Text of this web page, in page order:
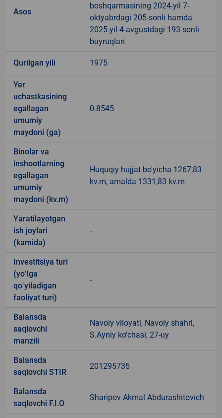
Asos
boshqarmasining 2024-yil 7-
oktyabrdagi 205-sonli hamda
2025-yil 4-avgustdagi 193-sonli
buyruqlari
Qurilgan yili 1975
Yer
uchastkasining
egallagan
umumiy
maydoni (ga)
0.8545
Binolar va
inshootlarning
egallagan
umumiy
maydoni (kv.m)
Huquqiy hujjat bo'yicha 1267,83
kv.m, amalda 1331,83 kv.m
Yaratilayotgan
ish joylari
(kamida)
-
Investitsiya turi
(yoʻlga
qoʻyiladigan
faoliyat turi)
-
Balansda
saqlovchi
manzili
Navoiy viloyati, Navoiy shahri,
S.Ayniy ko'chasi, 27-uy
Balansda
saqlovchi STIR
201295735
Balansda
saqlovchi F.I.O
Sharipov Akmal Abdurashitovich